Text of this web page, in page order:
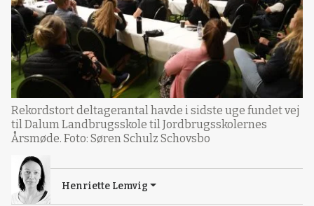
Rekordstort deltagerantal havde i sidste uge fundet vej
til Dalum Landbrugsskole til Jordbrugsskolernes
Årsmøde. Foto: Søren Schulz Schovsbo
Henriette Lemvig